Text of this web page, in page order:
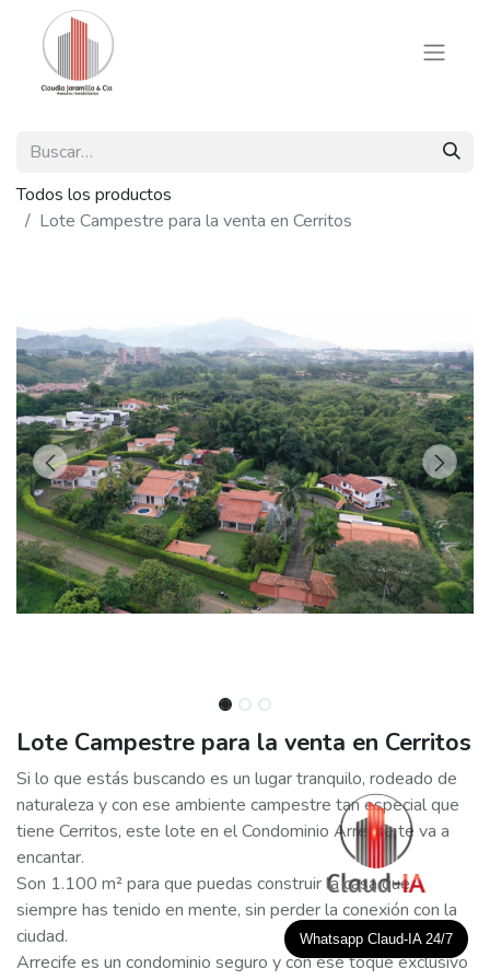
Todos los productos
Lote Campestre para la venta en Cerritos
Lote Campestre para la venta en Cerritos
Si lo que estás buscando es un lugar tranquilo, rodeado de
naturaleza y con ese ambiente campestre tan especial que
tiene Cerritos, este lote en el Condominio Arrecife te va a
encantar.
Son 1.100 m² para que puedas construir la casa que
siempre has tenido en mente, sin perder la conexión con la
ciudad.
Arrecife es un condominio seguro y con ese toque exclusivo
Whatsapp Claud-IA 24/7